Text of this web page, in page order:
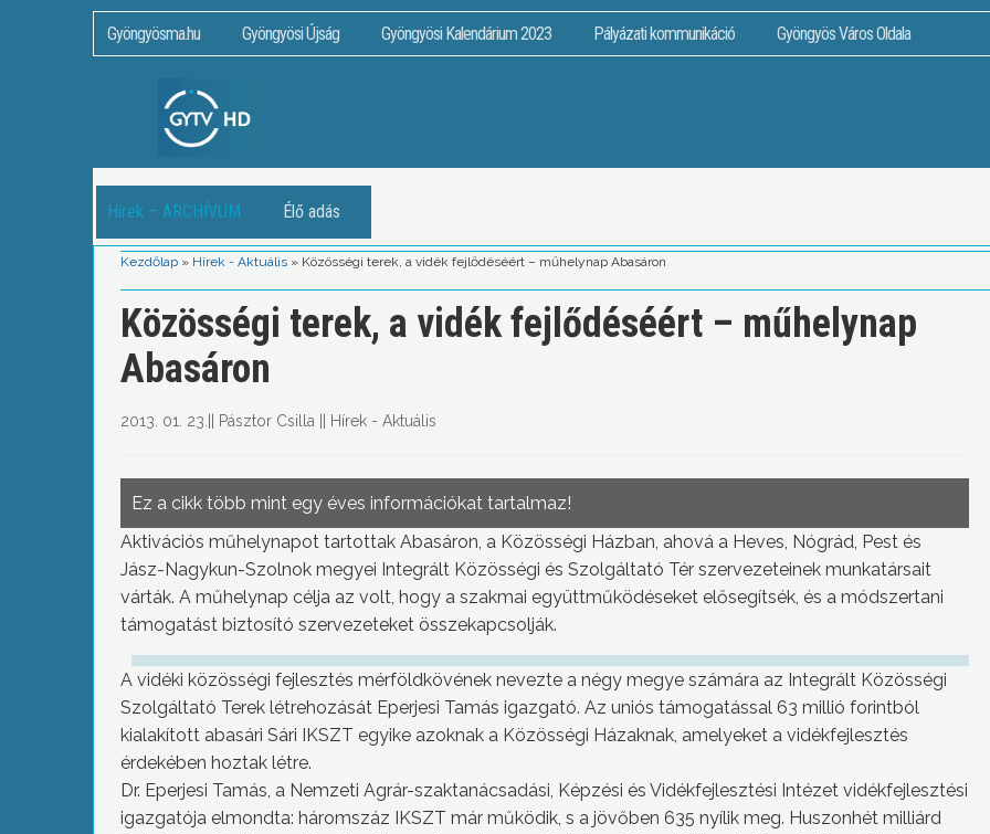
Gyöngyösma.hu Gyöngyösi Újság Gyöngyösi Kalendárium 2023 Pályázati kommunikáció Gyöngyös Város Oldala
Hírek – ARCHÍVUM Élő adás
Kezdőlap » Hírek - Aktuális » Közösségi terek, a vidék fejlődéséért – műhelynap Abasáron
Közösségi terek, a vidék fejlődéséért – műhelynap
Abasáron
2013. 01. 23. Pásztor Csilla Hírek - Aktuális
Ez a cikk több mint egy éves információkat tartalmaz!
Aktivációs műhelynapot tartottak Abasáron, a Közösségi Házban, ahová a Heves, Nógrád, Pest és
Jász-Nagykun-Szolnok megyei Integrált Közösségi és Szolgáltató Tér szervezeteinek munkatársait
várták. A műhelynap célja az volt, hogy a szakmai együttműködéseket elősegítsék, és a módszertani
támogatást biztosító szervezeteket összekapcsolják.
A vidéki közösségi fejlesztés mérföldkövének nevezte a négy megye számára az Integrált Közösségi
Szolgáltató Terek létrehozását Eperjesi Tamás igazgató. Az uniós támogatással 63 millió forintból
kialakított abasári Sári IKSZT egyike azoknak a Közösségi Házaknak, amelyeket a vidékfejlesztés
érdekében hoztak létre.
Dr. Eperjesi Tamás, a Nemzeti Agrár-szaktanácsadási, Képzési és Vidékfejlesztési Intézet vidékfejlesztési
igazgatója elmondta: háromszáz IKSZT már működik, s a jövőben 635 nyílik meg. Huszonhét milliárd